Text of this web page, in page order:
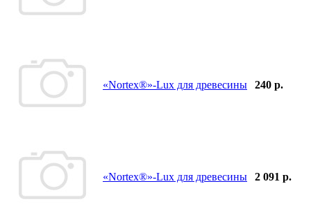
«Nortex®»-Lux для древесины 240 р.
«Nortex®»-Lux для древесины 2 091 р.